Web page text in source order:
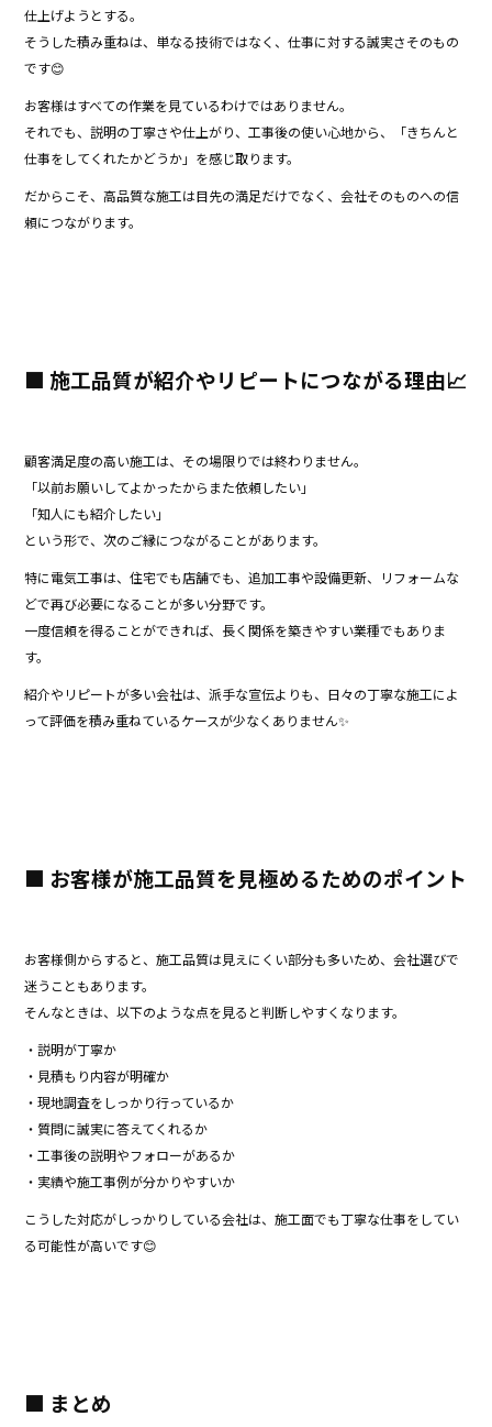
仕上げようとする。
そうした積み重ねは、単なる技術ではなく、仕事に対する誠実さそのもの
です😊
お客様はすべての作業を見ているわけではありません。
それでも、説明の丁寧さや仕上がり、工事後の使い心地から、「きちんと
仕事をしてくれたかどうか」を感じ取ります。
だからこそ、高品質な施工は目先の満足だけでなく、会社そのものへの信
頼につながります。
■ 施工品質が紹介やリピートにつながる理由📈
顧客満足度の高い施工は、その場限りでは終わりません。
「以前お願いしてよかったからまた依頼したい」
「知人にも紹介したい」
という形で、次のご縁につながることがあります。
特に電気工事は、住宅でも店舗でも、追加工事や設備更新、リフォームな
どで再び必要になることが多い分野です。
一度信頼を得ることができれば、長く関係を築きやすい業種でもありま
す。
紹介やリピートが多い会社は、派手な宣伝よりも、日々の丁寧な施工によ
って評価を積み重ねているケースが少なくありません✨
■ お客様が施工品質を見極めるためのポイント
お客様側からすると、施工品質は見えにくい部分も多いため、会社選びで
迷うこともあります。
そんなときは、以下のような点を見ると判断しやすくなります。
・説明が丁寧か
・見積もり内容が明確か
・現地調査をしっかり行っているか
・質問に誠実に答えてくれるか
・工事後の説明やフォローがあるか
・実績や施工事例が分かりやすいか
こうした対応がしっかりしている会社は、施工面でも丁寧な仕事をしてい
る可能性が高いです😊
■ まとめ